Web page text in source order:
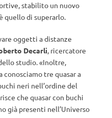
stabilito un nuovo
quello di superarlo.
oggetti a distanze
Decarli, ricercatore
studio. «Inoltre,
tre quasar a
neri nell’ordine del
che quasar con buchi
già presenti nell’Universo